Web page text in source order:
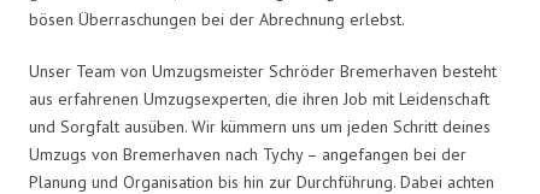
bösen Überraschungen bei der Abrechnung erlebst.
Unser Team von Umzugsmeister Schröder Bremerhaven besteht
aus erfahrenen Umzugsexperten, die ihren Job mit Leidenschaft
und Sorgfalt ausüben. Wir kümmern uns um jeden Schritt deines
Umzugs von Bremerhaven nach Tychy – angefangen bei der
Planung und Organisation bis hin zur Durchführung. Dabei achten